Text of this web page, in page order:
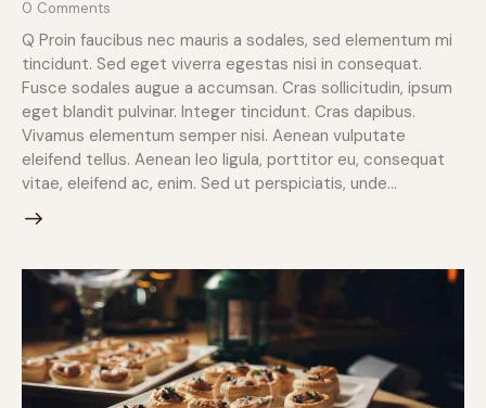
0 Comments
Q Proin faucibus nec mauris a sodales, sed elementum mi
tincidunt. Sed eget viverra egestas nisi in consequat.
Fusce sodales augue a accumsan. Cras sollicitudin, ipsum
eget blandit pulvinar. Integer tincidunt. Cras dapibus.
Vivamus elementum semper nisi. Aenean vulputate
eleifend tellus. Aenean leo ligula, porttitor eu, consequat
vitae, eleifend ac, enim. Sed ut perspiciatis, unde…